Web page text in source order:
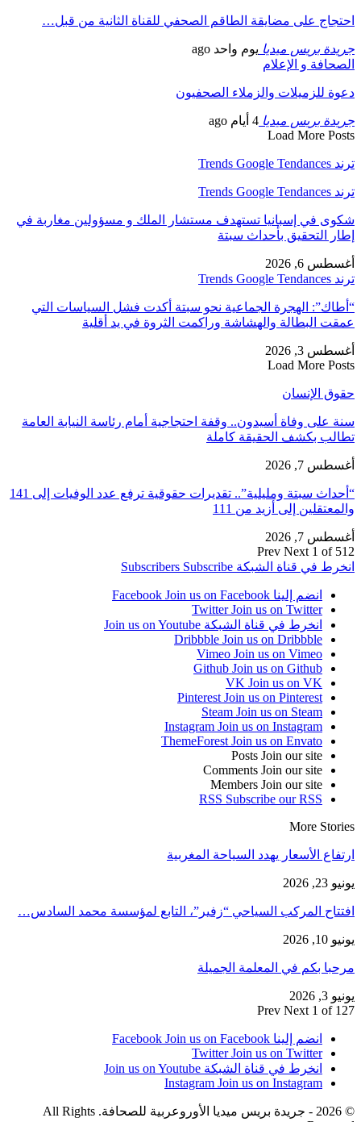
احتجاج على مضايقة الطاقم الصحفي للقناة الثانية من قبل…
جريدة بريس ميديا يوم واحد ago
الصحافة و الإعلام
دعوة للزميلات والزملاء الصحفيون
جريدة بريس ميديا 4 أيام ago
Load More Posts
ترند Trends Google Tendances
ترند Trends Google Tendances
شكوى في إسبانيا تستهدف مستشار الملك و مسؤولين مغاربة في
إطار التحقيق بأحداث سبتة
أغسطس 6, 2026
ترند Trends Google Tendances
“أطاك”: الهجرة الجماعية نحو سبتة أكدت فشل السياسات التي
عمقت البطالة والهشاشة وراكمت الثروة في يد أقلية
أغسطس 3, 2026
Load More Posts
حقوق الإنسان
سنة على وفاة أسيدون.. وقفة احتجاجية أمام رئاسة النيابة العامة
تطالب بكشف الحقيقة كاملة
أغسطس 7, 2026
“أحداث سبتة ومليلية”.. تقديرات حقوقية ترفع عدد الوفيات إلى 141
والمعتقلين إلى أزيد من 111
أغسطس 7, 2026
Prev Next 1 of 512
انخرط في قناة الشبكة
Subscribers Subscribe
انضم إلينا Facebook Join us on Facebook
Twitter Join us on Twitter
انخرط في قناة الشبكة Join us on Youtube
Dribbble Join us on Dribbble
Vimeo Join us on Vimeo
Github Join us on Github
VK Join us on VK
Pinterest Join us on Pinterest
Steam Join us on Steam
Instagram Join us on Instagram
ThemeForest Join us on Envato
Posts Join our site
Comments Join our site
Members Join our site
RSS Subscribe our RSS
More Stories
ارتفاع الأسعار يهدد السياحة المغربية
يونيو 23, 2026
افتتاح المركب السياحي “زفير”، التابع لمؤسسة محمد السادس…
يونيو 10, 2026
مرحبا بكم في المعلمة الجميلة
يونيو 3, 2026
Prev Next 1 of 127
انضم إلينا Facebook Join us on Facebook
Twitter Join us on Twitter
انخرط في قناة الشبكة Join us on Youtube
Instagram Join us on Instagram
© 2026 - جريدة بريس ميديا الأوروعربية للصحافة. All Rights